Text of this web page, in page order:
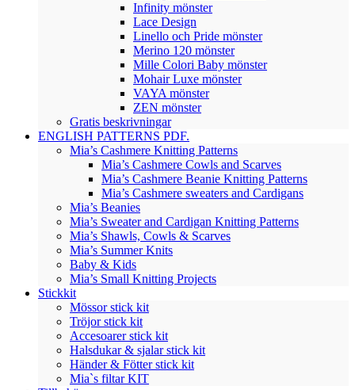
Infinity mönster
Lace Design
Linello och Pride mönster
Merino 120 mönster
Mille Colori Baby mönster
Mohair Luxe mönster
VAYA mönster
ZEN mönster
Gratis beskrivningar
ENGLISH PATTERNS PDF.
Mia’s Cashmere Knitting Patterns
Mia’s Cashmere Cowls and Scarves
Mia’s Cashmere Beanie Knitting Patterns
Mia’s Cashmere sweaters and Cardigans
Mia’s Beanies
Mia’s Sweater and Cardigan Knitting Patterns
Mia’s Shawls, Cowls & Scarves
Mia’s Summer Knits
Baby & Kids
Mia’s Small Knitting Projects
Stickkit
Mössor stick kit
Tröjor stick kit
Accesoarer stick kit
Halsdukar & sjalar stick kit
Händer & Fötter stick kit
Mia`s filtar KIT